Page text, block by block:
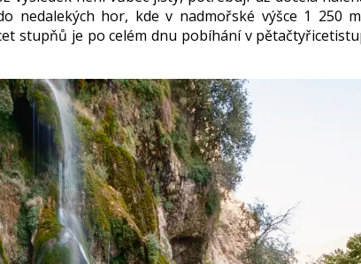
nedalekých hor, kde v nadmořské výšce 1 250
stupňů je po celém dnu pobíhání v